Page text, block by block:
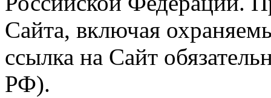
Сайта, включая
ссылка на Сайт
РФ).